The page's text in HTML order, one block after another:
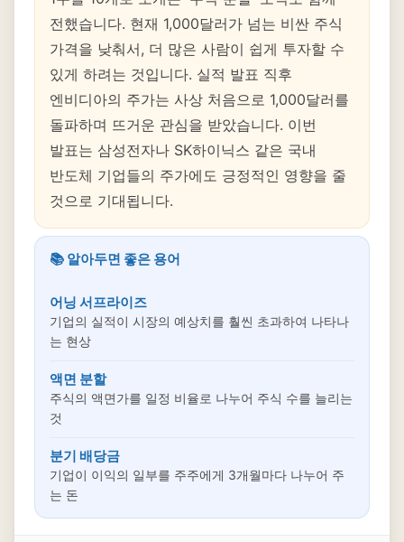
전했습니다. 현재 1,000달러가 넘는 비싼 주식
가격을 낮춰서, 더 많은 사람이 쉽게 투자할 수
있게 하려는 것입니다. 실적 발표 직후
엔비디아의 주가는 사상 처음으로 1,000달러를
돌파하며 뜨거운 관심을 받았습니다. 이번
발표는 삼성전자나 SK하이닉스 같은 국내
반도체 기업들의 주가에도 긍정적인 영향을 줄
것으로 기대됩니다.
📚 알아두면 좋은 용어
어닝 서프라이즈
기업의 실적이 시장의 예상치를 훨씬 초과하여 나타나
는 현상
액면 분할
주식의 액면가를 일정 비율로 나누어 주식 수를 늘리는
것
분기 배당금
기업이 이익의 일부를 주주에게 3개월마다 나누어 주
는 돈